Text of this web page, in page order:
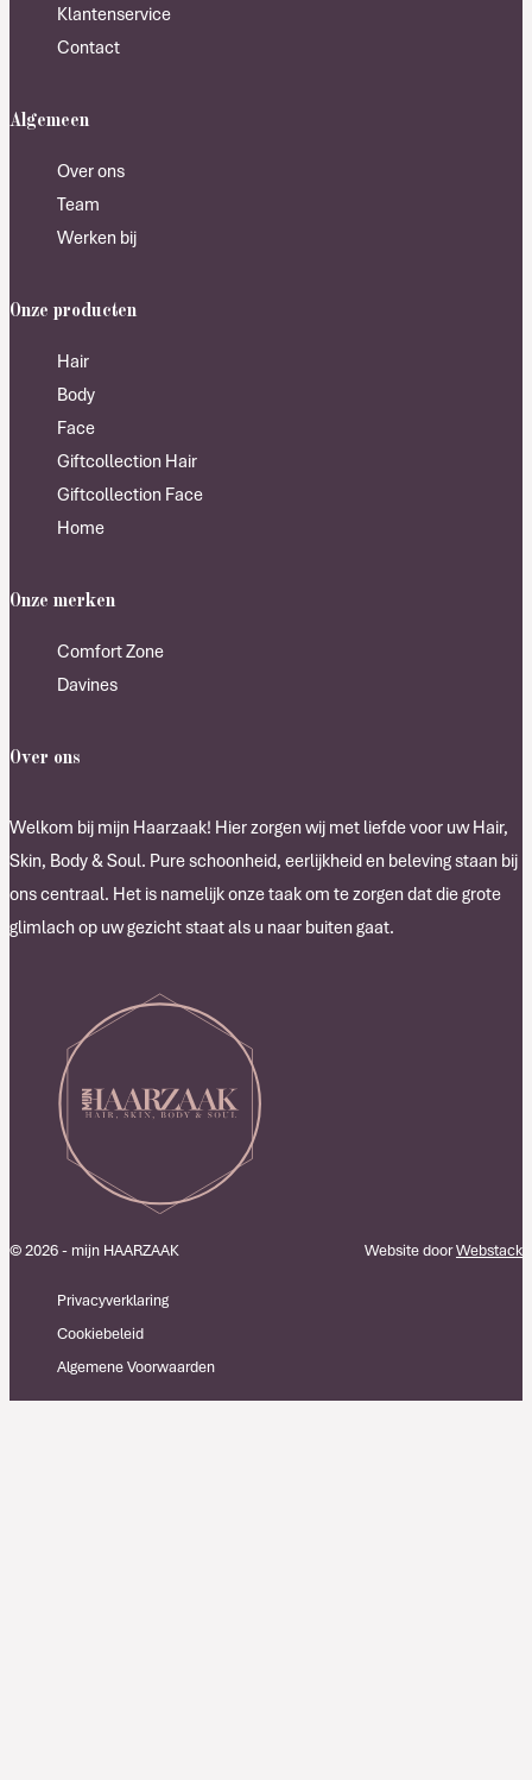
Klantenservice
Contact
Algemeen
Over ons
Team
Werken bij
Onze producten
Hair
Body
Face
Giftcollection Hair
Giftcollection Face
Home
Onze merken
Comfort Zone
Davines
Over ons
Welkom bij mijn Haarzaak! Hier zorgen wij met liefde voor uw Hair,
Skin, Body & Soul. Pure schoonheid, eerlijkheid en beleving staan bij
ons centraal. Het is namelijk onze taak om te zorgen dat die grote
glimlach op uw gezicht staat als u naar buiten gaat.
© 2026 - mijn HAARZAAK
Privacyverklaring
Cookiebeleid
Algemene Voorwaarden
Website doorWebstack